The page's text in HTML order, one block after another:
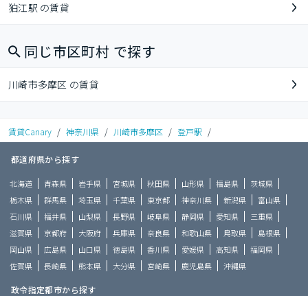
狛江駅 の賃貸
同じ市区町村 で探す
川崎市多摩区 の賃貸
賃貸Canary / 神奈川県 / 川崎市多摩区 / 登戸駅 /
都道府県から探す
北海道 青森県 岩手県 宮城県 秋田県 山形県 福島県
茨城県
栃木県
群馬県 埼玉県 千葉県 東京都 神奈川県 新潟県
富山県
石川県
福井県 山梨県 長野県 岐阜県 静岡県 愛知県
三重県
滋賀県
京都府 大阪府 兵庫県 奈良県 和歌山県 鳥取県
島根県
岡山県
広島県 山口県 徳島県 香川県 愛媛県 高知県
福岡県
佐賀県
長崎県 熊本県 大分県 宮崎県 鹿児島県 沖縄県
政令指定都市から探す